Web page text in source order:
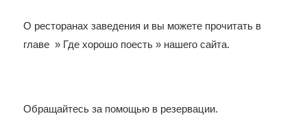
О ресторанах заведения и вы можете прочитать в
главе » Где хорошо поесть » нашего сайта.
Обращайтесь за помощью в резервации.